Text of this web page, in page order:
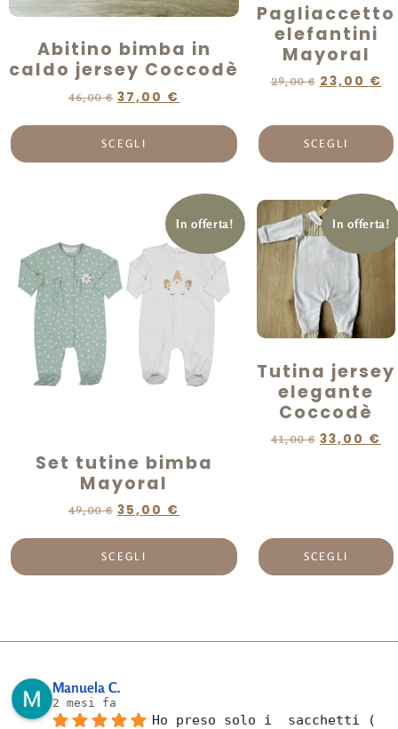
Abitino bimba in
caldo jersey Coccodè
46,00€ 37,00 €
SCEGLI
Pagliaccetto
elefantini
Mayoral
29,00€ 23,00 €
SCEGLI
In offerta!
Set tutine bimba
Mayoral
49,00€ 35,00 €
SCEGLI
In offerta!
Tutina jersey
elegante
Coccodè
41,00€ 33,00 €
SCEGLI
Manuela C.
2 mesi fa
Ho preso solo i  sacchetti (